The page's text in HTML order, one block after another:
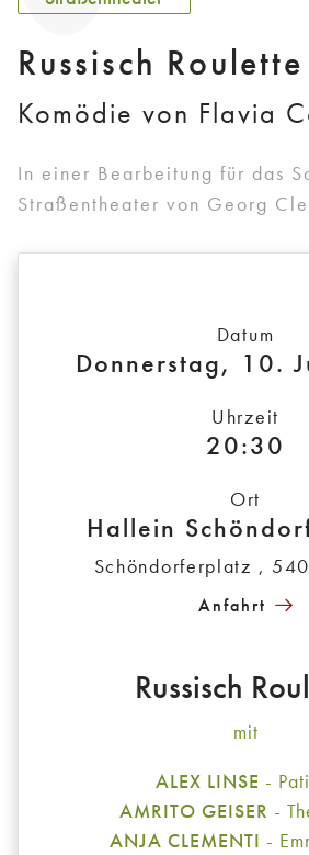
Russisch Roulette
Komödie von Flavia
In einer Bearbeitung für das
Straßentheater von Georg
Datum
Donnerstag, 10.
Uhrzeit
20:30
Ort
Hallein
Schöndorferplatz ,
Anfahrt
Russisch
mit
ALEX LINSE -
AMRITO GEISER -
ANJA CLEMENTI -